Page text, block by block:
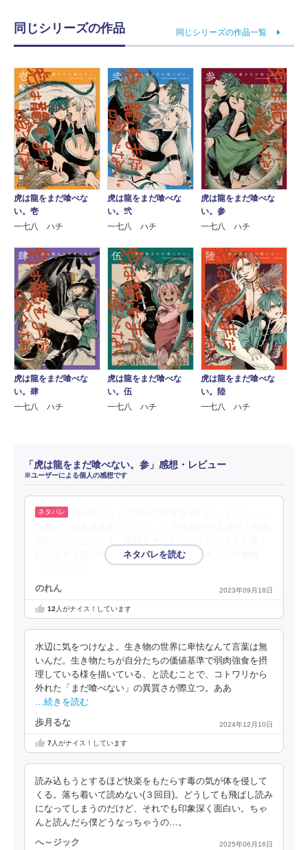
同じシリーズの作品 同じシリーズの作品一覧
虎は龍をまだ喰べな
い。壱
一七八 ハチ
虎は龍をまだ喰べな
い。弐
一七八 ハチ
虎は龍をまだ喰べな
い。参
一七八 ハチ
虎は龍をまだ喰べな
い。肆
一七八 ハチ
虎は龍をまだ喰べな
い。伍
一七八 ハチ
虎は龍をまだ喰べな
い。陸
一七八 ハチ
「虎は龍をまだ喰べない。参」感想・レビュー
※ユーザーによる個人の感想です
狩りをする龍の生態は母系社会というより主人公の束縛
のれん 2023年09月18日
12人がナイス！しています
水辺に気をつけなよ。生き物の世界に卑怯なんて言葉は無
いんだ。生き物たちが自分たちの価値基準で弱肉強食を摂
理している様を描いている、と読むことで、コトワリから
外れた「まだ喰べない」の異質さが際立つ。ああ
…続きを読む
歩月るな 2024年12月10日
7人がナイス！しています
読み込もうとするほど快楽をもたらす毒の気が体を侵して
くる。落ち着いて読めない(３回目)。どうしても飛ばし読み
になってしまうのだけど、それでも印象深く面白い。ちゃ
んと読んだら僕どうなっちゃうの…。
へ～ジック 2025年06月16日